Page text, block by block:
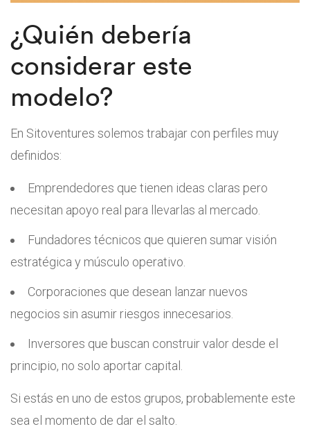
¿Quién debería
considerar este
modelo?
En Sitoventures solemos trabajar con perfiles muy
definidos:
Emprendedores que tienen ideas claras pero
necesitan apoyo real para llevarlas al mercado.
Fundadores técnicos que quieren sumar visión
estratégica y músculo operativo.
Corporaciones que desean lanzar nuevos
negocios sin asumir riesgos innecesarios.
Inversores que buscan construir valor desde el
principio, no solo aportar capital.
Si estás en uno de estos grupos, probablemente este
sea el momento de dar el salto.